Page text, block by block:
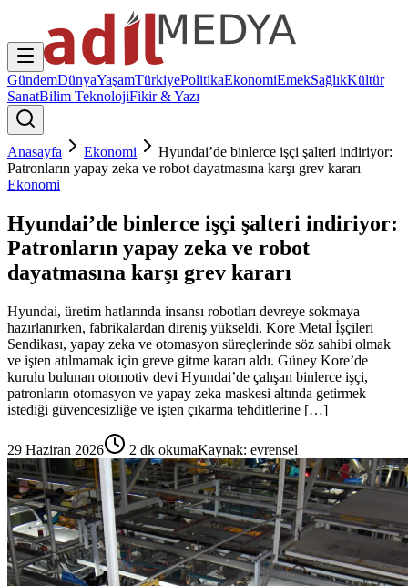
GündemDünyaYaşamTürkiyePolitikaEkonomiEmekSağlıkKültür
SanatBilim TeknolojiFikir & Yazı
Anasayfa Ekonomi
Hyundai’de binlerce işçi şalteri indiriyor:
Patronların yapay zeka ve robot dayatmasına karşı grev kararı
Ekonomi
Hyundai’de binlerce işçi şalteri indiriyor:
Patronların yapay zeka ve robot
dayatmasına karşı grev kararı
Hyundai, üretim hatlarında insansı robotları devreye sokmaya
hazırlanırken, fabrikalardan direniş yükseldi. Kore Metal İşçileri
Sendikası, yapay zeka ve otomasyon süreçlerinde söz sahibi olmak
ve işten atılmamak için greve gitme kararı aldı. Güney Kore’de
kurulu bulunan otomotiv devi Hyundai’de çalışan binlerce işçi,
patronların otomasyon ve yapay zeka maskesi altında getirmek
istediği güvencesizliğe ve işten çıkarma tehditlerine […]
29 Haziran 2026 2 dk okumaKaynak: evrensel